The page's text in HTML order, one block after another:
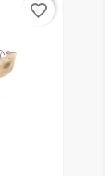
favorite_border